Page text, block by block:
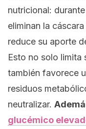
nutricional:
eliminan la
reduce su aporte
Esto no solo limita
también favorece
residuos
neutralizar.
glucémico